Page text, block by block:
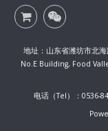
地址：山东省潍坊市北
No.E Building, Food
电话（Tel）：0536-